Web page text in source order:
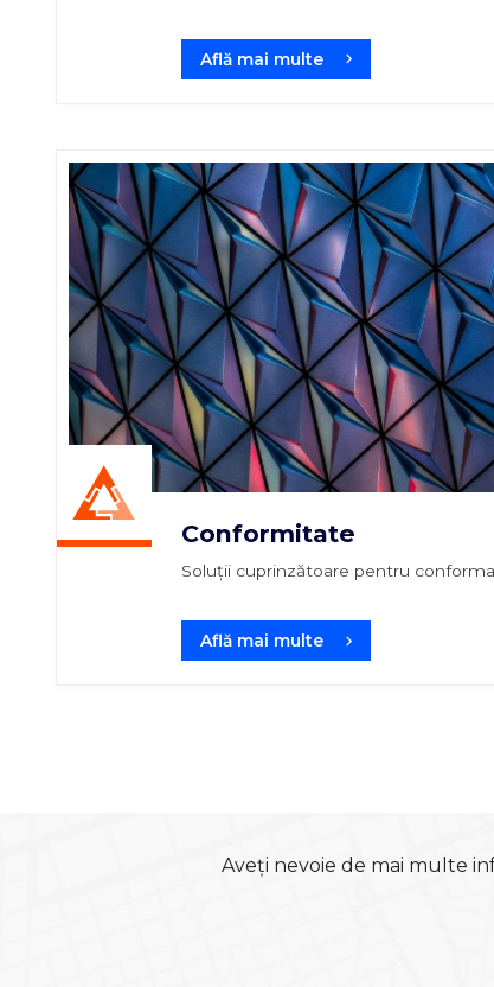
Află mai multe
Conformitate
Soluții cuprinzătoare pentru
Află mai multe
Aveți nevoie de mai multe